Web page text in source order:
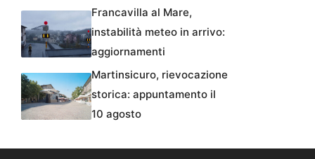
Francavilla al Mare,
instabilità meteo in arrivo:
aggiornamenti
Martinsicuro, rievocazione
storica: appuntamento il
10 agosto